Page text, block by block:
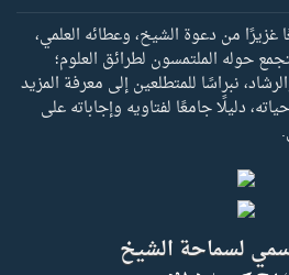
من دعوة الشيخ، وعطائه العلمي،
حوله الملتمسون لطرائق العلوم؛
نبراسًا للمتطلعين إلى معرفة المزيد
دليلًا جامعًا لفتاويه وإجاباته على
لسماحة الشيخ